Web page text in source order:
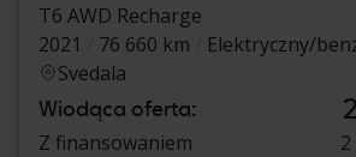
T6 AWD Recharge
2021
76 660 km
Elektryczny/
Svedala
Wiodąca oferta:
Z finansowaniem